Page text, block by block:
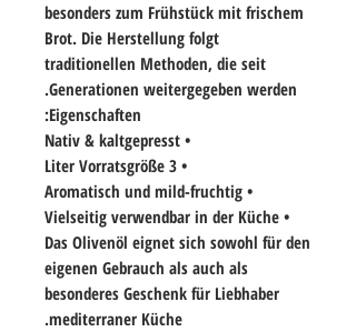
besonders zum Frühstück mit frischem
Brot. Die Herstellung folgt
traditionellen Methoden, die seit
Generationen weitergegeben werden.
Eigenschaften:
• Nativ & kaltgepresst
• 3 Liter Vorratsgröße
• Aromatisch und mild-fruchtig
• Vielseitig verwendbar in der Küche
Das Olivenöl eignet sich sowohl für den
eigenen Gebrauch als auch als
besonderes Geschenk für Liebhaber
mediterraner Küche.